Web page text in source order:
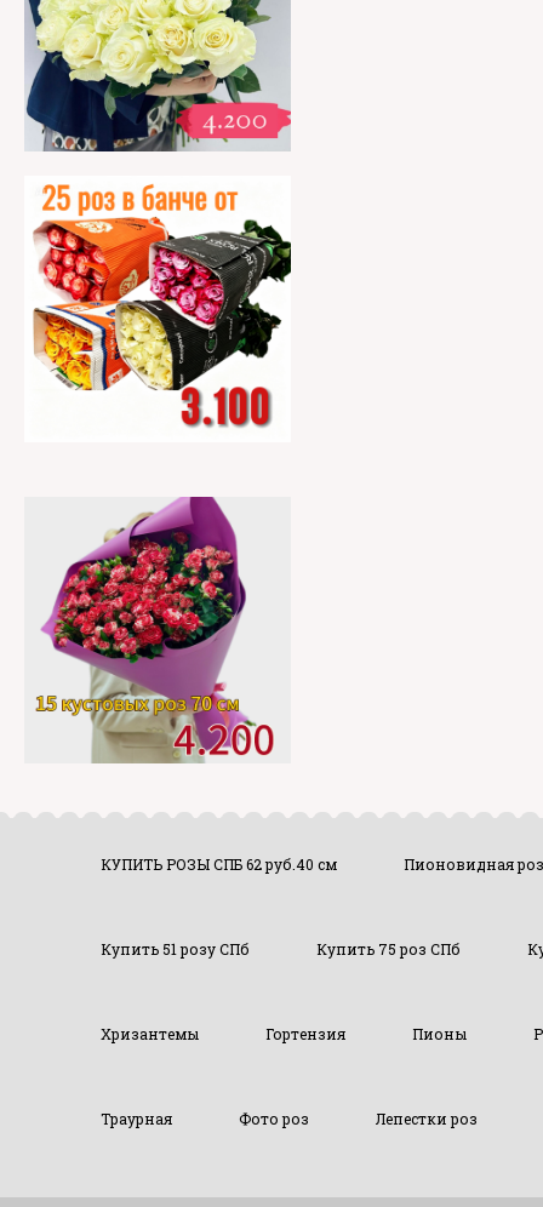
КУПИТЬ РОЗЫ СПБ 62 руб.40 см Пионовидная
Купить 51 розу СПб Купить 75 роз СПб
Хризантемы Гортензия Пионы
Траурная Фото роз Лепестки роз